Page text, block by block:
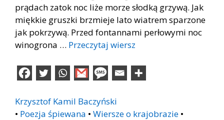
prądach zatok noc liże morze słodką grzywą. Jak
miękkie gruszki brzmieje lato wiatrem sparzone
jak pokrzywą. Przed fontannami perłowymi noc
winogrona … Przeczytaj wiersz
Krzysztof Kamil Baczyński
• Poezja śpiewana • Wiersze o krajobrazie •